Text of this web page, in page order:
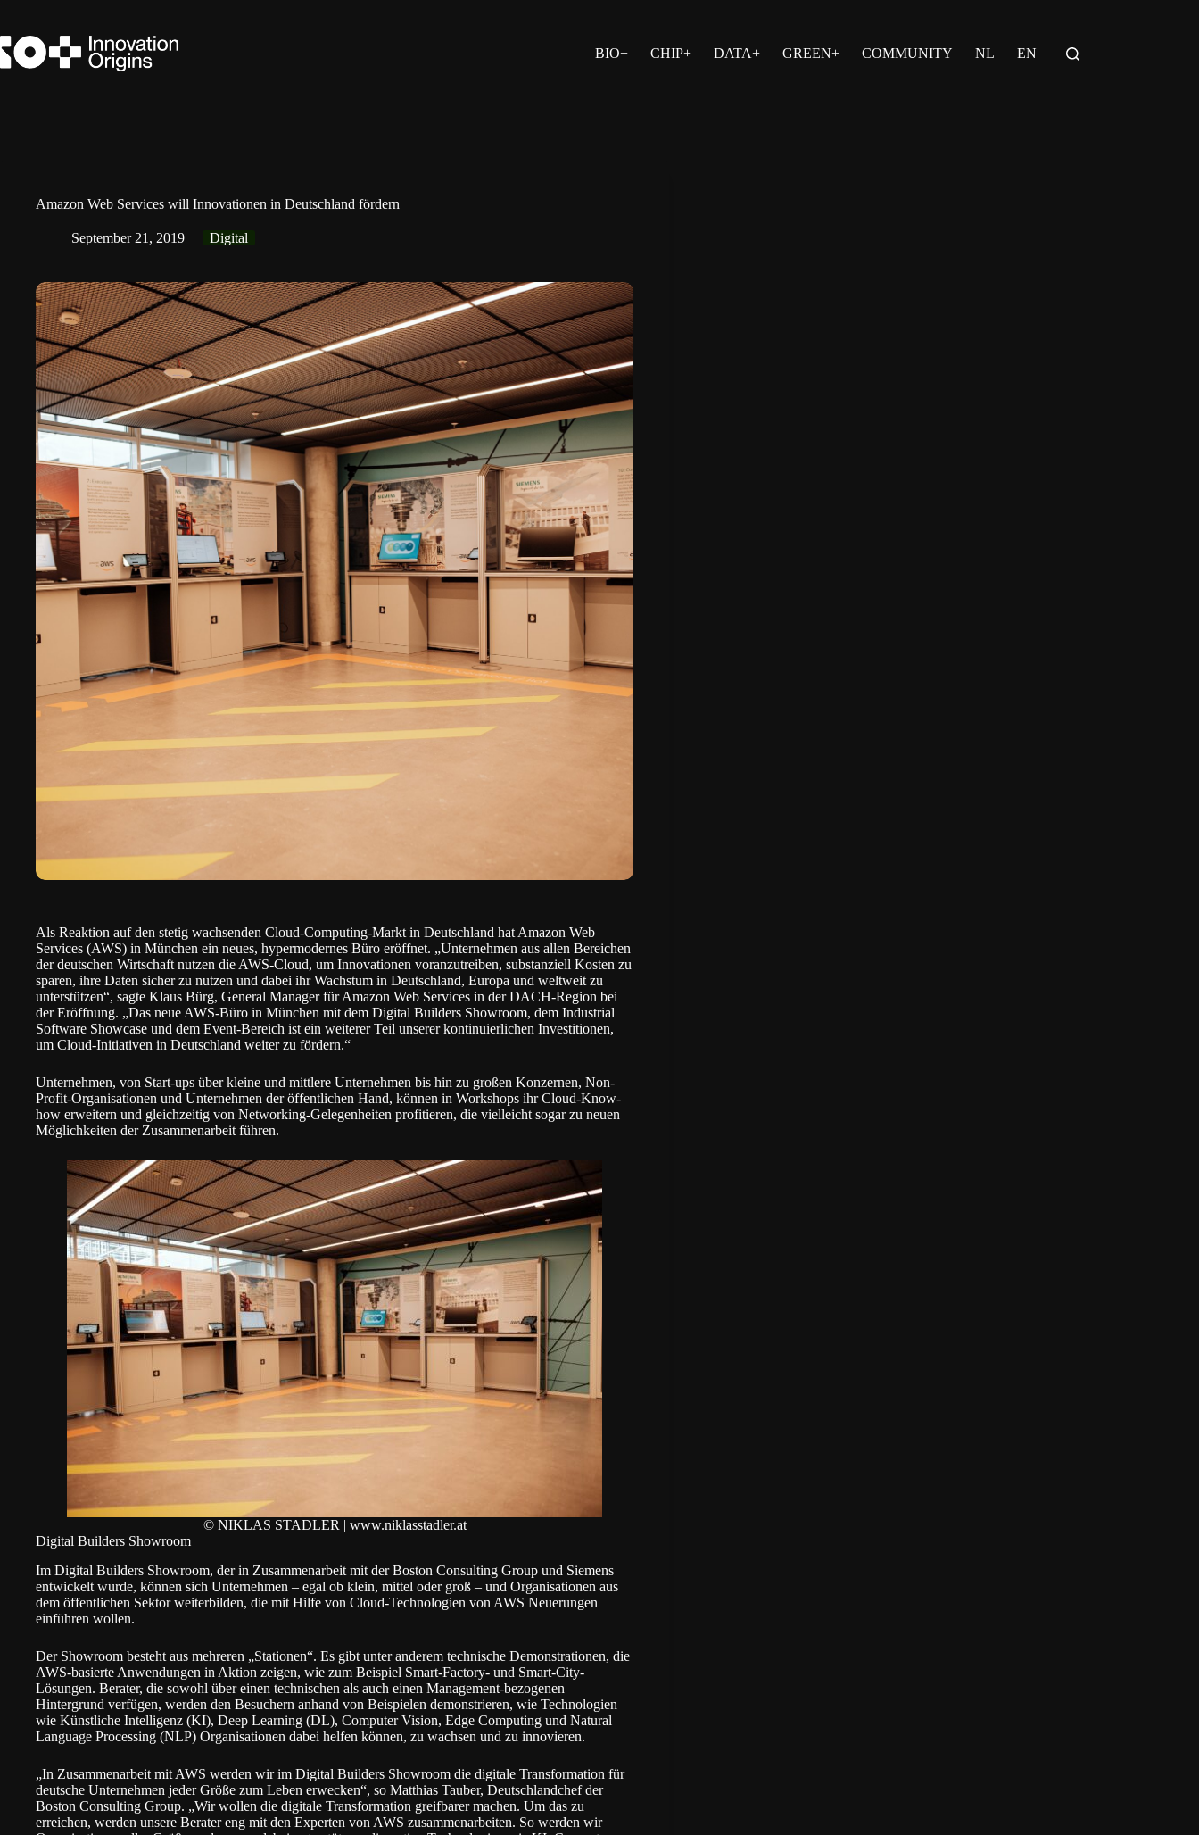
springen
BIO+
CHIP+ DATA+ GREEN+ COMMUNITY NL EN
Amazon Web Services will Innovationen in Deutschland fördern
September 21, 2019 Digital
Als Reaktion auf den stetig wachsenden Cloud-Computing-Markt in Deutschland hat Amazon Web
Services (AWS) in München ein neues, hypermodernes Büro eröffnet. „Unternehmen aus allen Bereichen
der deutschen Wirtschaft nutzen die AWS-Cloud, um Innovationen voranzutreiben, substanziell Kosten zu
sparen, ihre Daten sicher zu nutzen und dabei ihr Wachstum in Deutschland, Europa und weltweit zu
unterstützen“, sagte Klaus Bürg, General Manager für Amazon Web Services in der DACH-Region bei
der Eröffnung. „Das neue AWS-Büro in München mit dem Digital Builders Showroom, dem Industrial
Software Showcase und dem Event-Bereich ist ein weiterer Teil unserer kontinuierlichen Investitionen,
um Cloud-Initiativen in Deutschland weiter zu fördern.“
Unternehmen, von Start-ups über kleine und mittlere Unternehmen bis hin zu großen Konzernen, Non-
Profit-Organisationen und Unternehmen der öffentlichen Hand, können in Workshops ihr Cloud-Know-
how erweitern und gleichzeitig von Networking-Gelegenheiten profitieren, die vielleicht sogar zu neuen
Möglichkeiten der Zusammenarbeit führen.
© NIKLAS STADLER | www.niklasstadler.at
Digital Builders Showroom
Im Digital Builders Showroom, der in Zusammenarbeit mit derBoston Consulting Group und Siemens
entwickelt wurde, können sich Unternehmen – egal ob klein, mittel oder groß – und Organisationen aus
dem öffentlichen Sektor weiterbilden, die mit Hilfe von Cloud-Technologien von AWS Neuerungen
einführen wollen.
Der Showroom besteht aus mehreren „Stationen“. Es gibt unter anderem technische Demonstrationen, die
AWS-basierte Anwendungen in Aktion zeigen, wie zum Beispiel Smart-Factory- und Smart-City-
Lösungen. Berater, die sowohl über einen technischen als auch einen Management-bezogenen
Hintergrund verfügen, werden den Besuchern anhand von Beispielen demonstrieren, wie Technologien
wie Künstliche Intelligenz (KI), Deep Learning (DL), Computer Vision, Edge Computing und Natural
Language Processing (NLP) Organisationen dabei helfen können, zu wachsen und zu innovieren.
„In Zusammenarbeit mit AWS werden wir im Digital Builders Showroom die digitale Transformation für
deutsche Unternehmen jeder Größe zum Leben erwecken“, so Matthias Tauber, Deutschlandchef der
Boston Consulting Group. „Wir wollen die digitale Transformation greifbarer machen. Um das zu
erreichen, werden unsere Berater eng mit den Experten von AWS zusammenarbeiten. So werden wir